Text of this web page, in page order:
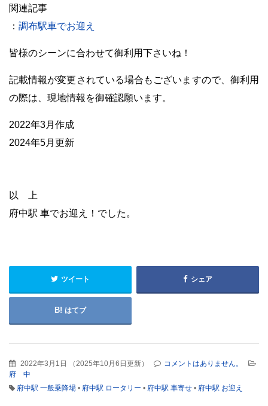
関連記事
： 調布駅車でお迎え
皆様のシーンに合わせて御利用下さいね！
記載情報が変更されている場合もございますので、御利用
の際は、現地情報を御確認願います。
2022年3月作成
2024年5月更新
以 上
府中駅 車でお迎え！でした。
ツイート シェア
はてブ
2022年3月1日 （2025年10月6日更新）
コメントはありません。
府 中
府中駅 一般乗降場 • 府中駅 ロータリー • 府中駅 車寄せ • 府中駅 お迎え